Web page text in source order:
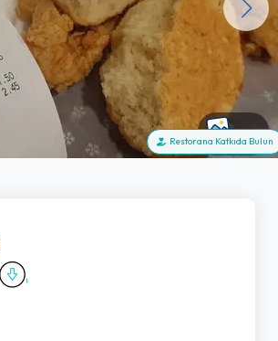
+15
Restorana Katkıda Bulun